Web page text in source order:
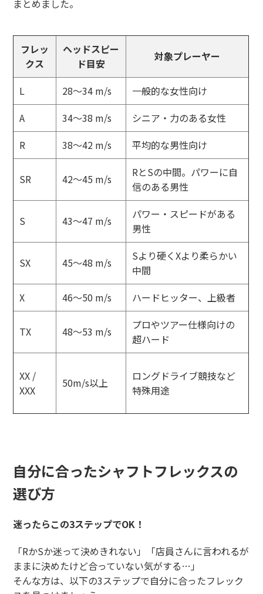
まとめました。
フレッ
クス
ヘッドスピー
ド目安
対象プレーヤー
L 28〜34 m/s
一般的な女性向け
A
34〜38 m/s
シニア・力のある女性
R
38〜42 m/s 平均的な男性向け
SR 42〜45 m/s
RとSの中間。パワーに自
信のある男性
S 43〜47 m/s
パワー・スピードがある
男性
SX 45〜48 m/s
Sより硬くXより柔らかい
中間
X
46〜50 m/s ハードヒッター、上級者
TX 48〜53 m/s
プロやツアー仕様向けの
超ハード
XX /
XXX
50m/s以上
ロングドライブ競技など
特殊用途
自分に合ったシャフトフレックスの
選び方
迷ったらこの3ステップでOK！
「RかSか迷って決めきれない」「店員さんに言われるが
ままに決めたけど合っていない気がする…」
そんな方は、以下の3ステップで自分に合ったフレック